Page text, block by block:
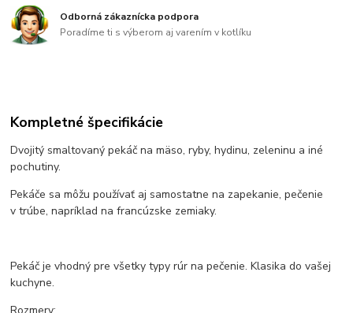
Odborná zákaznícka podpora
Poradíme ti s výberom aj varením v kotlíku
Kompletné špecifikácie
Dvojitý smaltovaný pekáč na mäso, ryby, hydinu, zeleninu a iné
pochutiny.
Pekáče sa môžu používať aj samostatne na zapekanie, pečenie
v trúbe, napríklad na francúzske zemiaky.
Pekáč je vhodný pre všetky typy rúr na pečenie. Klasika do vašej
kuchyne.